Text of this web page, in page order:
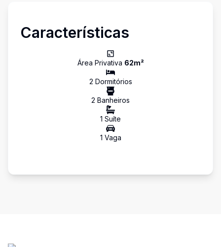
Características
Área Privativa 62m²
2 Dormitórios
2 Banheiros
1 Suíte
1 Vaga